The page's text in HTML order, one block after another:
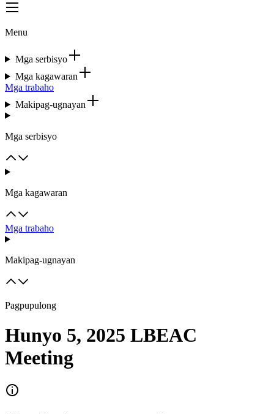
Menu
Mga serbisyo
Mga kagawaran
Mga trabaho
Makipag-ugnayan
Mga serbisyo
Mga kagawaran
Mga trabaho
Makipag-ugnayan
Pagpupulong
Hunyo 5, 2025 LBEAC
Meeting